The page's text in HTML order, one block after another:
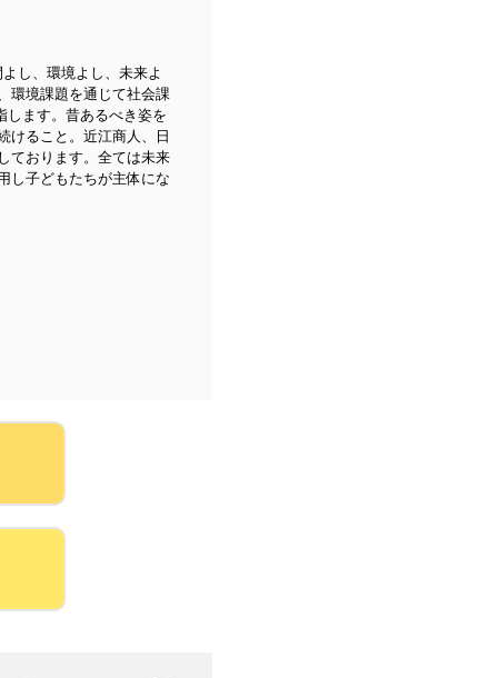
し、環境よし、未来よ
環境課題を通じて社会課
します。昔あるべき姿を
けること。近江商人、日
ております。全ては未来
し子どもたちが主体にな